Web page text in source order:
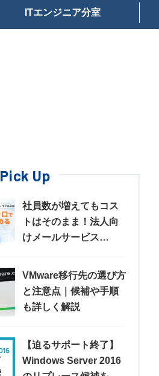
ITエンジニア分室
Pick Up
社員数が増えてもコス
トはそのまま！法人向
けメールサービス
VMware移行先の選び方
と注意点｜候補や手順
も詳しく解説
【迫るサポート終了】
Windows Server 2016